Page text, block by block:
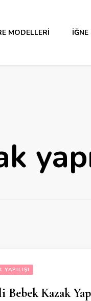
MODELLERI İĞNE
YAPILIŞI
Bebek Kazak